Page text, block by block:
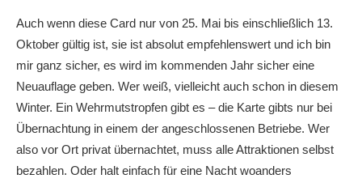
Auch wenn diese Card nur von 25. Mai bis einschließlich 13.
Oktober gültig ist, sie ist absolut empfehlenswert und ich bin
mir ganz sicher, es wird im kommenden Jahr sicher eine
Neuauflage geben. Wer weiß, vielleicht auch schon in diesem
Winter. Ein Wehrmutstropfen gibt es – die Karte gibts nur bei
Übernachtung in einem der angeschlossenen Betriebe. Wer
also vor Ort privat übernachtet, muss alle Attraktionen selbst
bezahlen. Oder halt einfach für eine Nacht woanders